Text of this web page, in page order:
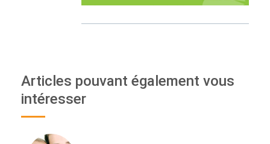
Articles pouvant également vous
intéresser